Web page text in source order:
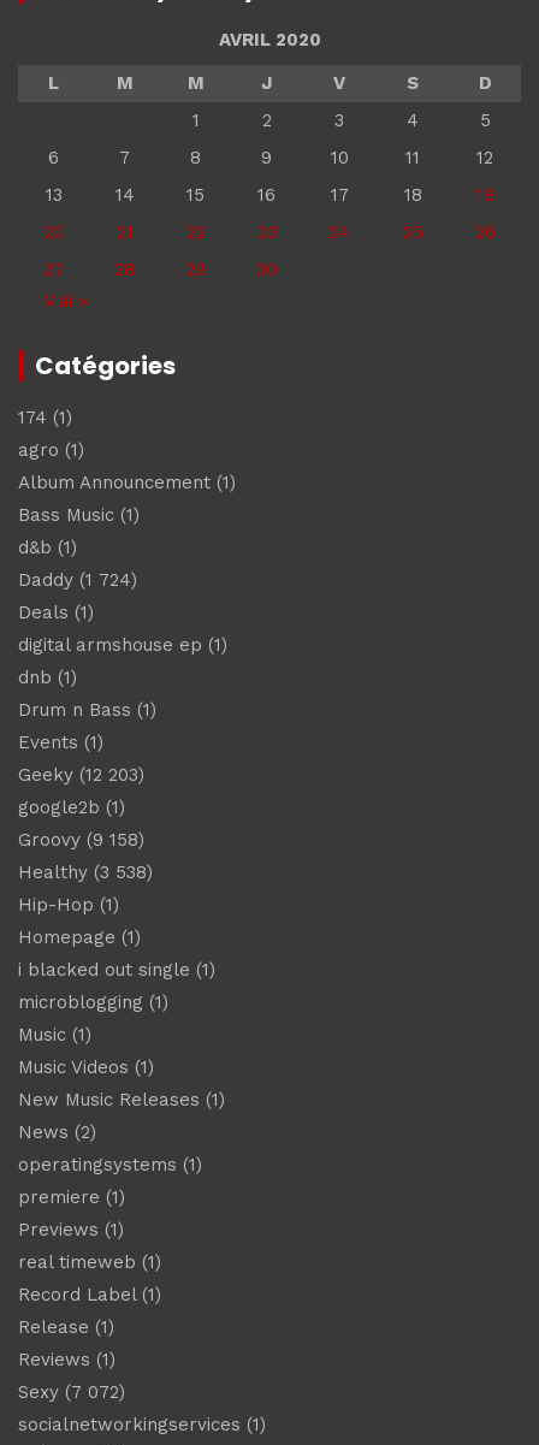
AVRIL 2020
L
M M J V S
D
1
2 3 4
5
6
7 8 9 10 11
12
13
14 15 16 17 18
19
20
21 22 23 24 25
26
27
28 29
30
Mai »
Catégories
174 (1)
agro (1)
Album Announcement (1)
Bass Music (1)
d&b (1)
Daddy (1 724)
Deals (1)
digital armshouse ep (1)
dnb (1)
Drum n Bass (1)
Events (1)
Geeky (12 203)
google2b (1)
Groovy (9 158)
Healthy (3 538)
Hip-Hop (1)
Homepage (1)
i blacked out single (1)
microblogging (1)
Music (1)
Music Videos (1)
New Music Releases (1)
News (2)
operatingsystems (1)
premiere (1)
Previews (1)
real timeweb (1)
Record Label(1)
Release (1)
Reviews (1)
Sexy (7 072)
socialnetworkingservices (1)